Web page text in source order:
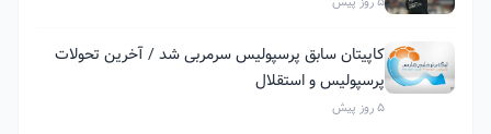
کاپیتان سابق پرسپولیس سرمربی شد / آخرین تحولات
پرسپولیس و استقلال
5 روز پیش